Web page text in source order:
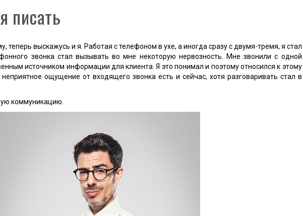
писать
теперь выскажусь и я. Работая с телефоном в ухе, а иногда сразу с двумя-тремя, я стал
звонка стал вызывать во мне некоторую нервозность. Мне звонили с одной
источником информации для клиента. Я это понимал и поэтому относился к этому
ощущение от входящего звонка есть и сейчас, хотя разговаривать стал в
коммуникацию.